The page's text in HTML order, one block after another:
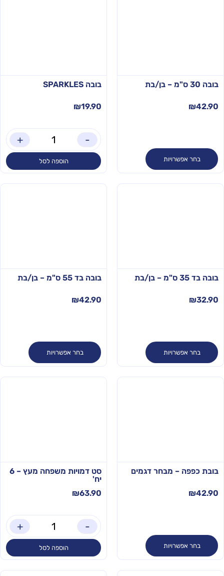
בובה 30 ס"מ – בן/בת
₪42.90
בחר אפשרויות
בובה SPARKLES
₪19.90
+
הוספה לסל
בובה בד 35 ס"מ – בן/בת
₪32.90
בחר אפשרויות
בובה בד 55 ס"מ – בן/בת
₪42.90
בחר אפשרויות
בובת כפפה – מבחר דגמים
₪42.90
בחר אפשרויות
סט דמויות משפחה מעץ – 6
יח'
₪63.90
+
הוספה לסל